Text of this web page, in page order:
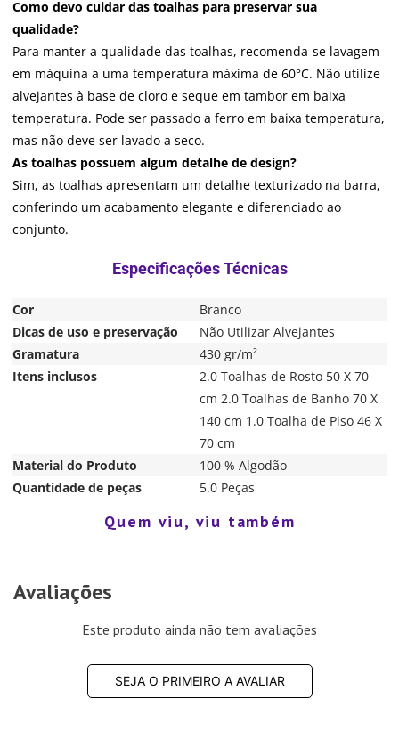
Como devo cuidar das toalhas para preservar sua
qualidade?
Para manter a qualidade das toalhas, recomenda-se lavagem
em máquina a uma temperatura máxima de 60°C. Não utilize
alvejantes à base de cloro e seque em tambor em baixa
temperatura. Pode ser passado a ferro em baixa temperatura,
mas não deve ser lavado a seco.
As toalhas possuem algum detalhe de design?
Sim, as toalhas apresentam um detalhe texturizado na barra,
conferindo um acabamento elegante e diferenciado ao
conjunto.
Cor
Branco
Dicas de uso e preservação
Não Utilizar Alvejantes
Gramatura
430 gr/m²
Itens inclusos
2.0 Toalhas de Rosto 50 X 70
cm 2.0 Toalhas de Banho 70 X
140 cm 1.0 Toalha de Piso 46 X
70 cm
Material do Produto
100 % Algodão
Quantidade de peças
5.0 Peças
Quem viu, viu também
Avaliações
Este produto ainda não tem avaliações
SEJA O PRIMEIRO A AVALIAR